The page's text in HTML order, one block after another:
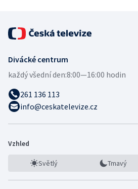
Divácké centrum
každý všední den:8:00—16:00 hodin
261 136 113
info@ceskatelevize.cz
Vzhled
Světlý Tmavý